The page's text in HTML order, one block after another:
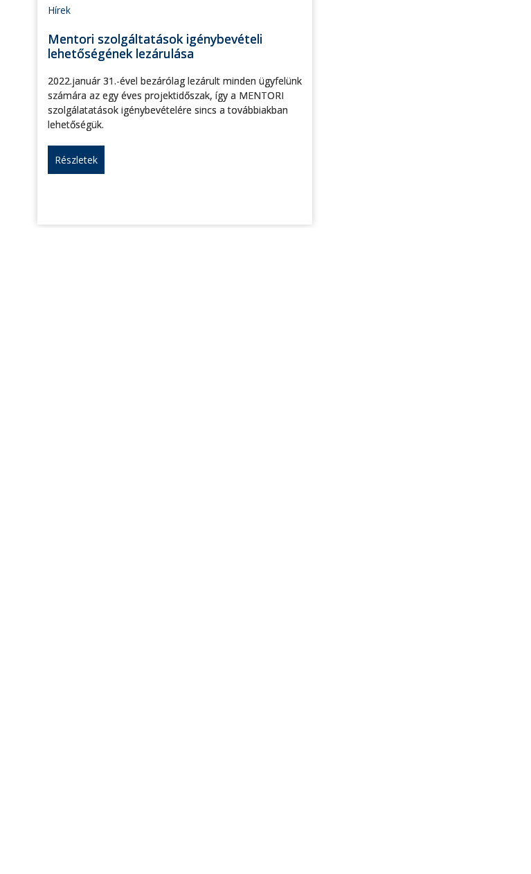
Hírek
Mentori szolgáltatások igénybevételi
lehetőségének lezárulása
2022.január 31.-ével bezárólag lezárult minden ügyfelünk
számára az egy éves projektidőszak, így a MENTORI
szolgálatatások igénybevételére sincs a továbbiakban
lehetőségük.
Részletek